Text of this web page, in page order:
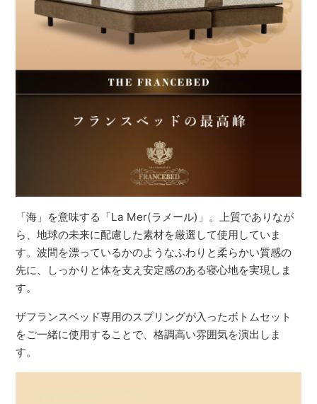
「海」を意味する「La Mer(ラメール)」。上質でありなが
ら、地球の未来に配慮した素材を厳選して使用していま
す。波間を漂っているかのようなふわりと柔らかい質感の
先に、しっかりと体を支え安定感のある寝心地を実現しま
す。
ザフランスベッド専用のスプリングが入ったボトムセット
をご一緒に使用することで、格調高い雰囲気を演出しま
す。